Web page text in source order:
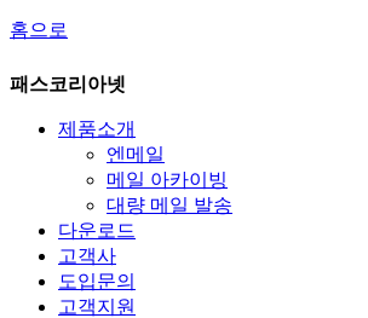
홈으로
패스코리아넷
제품소개
엔메일
메일 아카이빙
대량 메일 발송
다운로드
고객사
도입문의
고객지원